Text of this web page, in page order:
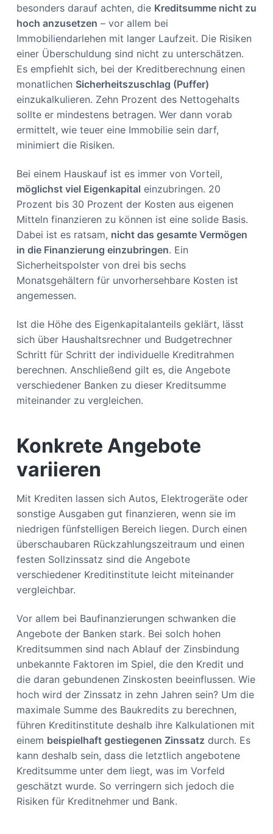
besonders darauf achten, die Kreditsumme nicht zu
hoch anzusetzen – vor allem bei
Immobiliendarlehen mit langer Laufzeit. Die Risiken
einer Überschuldung sind nicht zu unterschätzen.
Es empfiehlt sich, bei der Kreditberechnung einen
monatlichen Sicherheitszuschlag (Puffer)
einzukalkulieren. Zehn Prozent des Nettogehalts
sollte er mindestens betragen. Wer dann vorab
ermittelt, wie teuer eine Immobilie sein darf,
minimiert die Risiken.
Bei einem Hauskauf ist es immer von Vorteil,
möglichst viel Eigenkapital einzubringen. 20
Prozent bis 30 Prozent der Kosten aus eigenen
Mitteln finanzieren zu können ist eine solide Basis.
Dabei ist es ratsam, nicht das gesamte Vermögen
in die Finanzierung einzubringen. Ein
Sicherheitspolster von drei bis sechs
Monatsgehältern für unvorhersehbare Kosten ist
angemessen.
Ist die Höhe des Eigenkapitalanteils geklärt, lässt
sich über Haushaltsrechner und Budgetrechner
Schritt für Schritt der individuelle Kreditrahmen
berechnen. Anschließend gilt es, die Angebote
verschiedener Banken zu dieser Kreditsumme
miteinander zu vergleichen.
Konkrete Angebote
variieren
Mit Krediten lassen sich Autos, Elektrogeräte oder
sonstige Ausgaben gut finanzieren, wenn sie im
niedrigen fünfstelligen Bereich liegen. Durch einen
überschaubaren Rückzahlungszeitraum und einen
festen Sollzinssatz sind die Angebote
verschiedener Kreditinstitute leicht miteinander
vergleichbar.
Vor allem bei Baufinanzierungen schwanken die
Angebote der Banken stark. Bei solch hohen
Kreditsummen sind nach Ablauf der Zinsbindung
unbekannte Faktoren im Spiel, die den Kredit und
die daran gebundenen Zinskosten beeinflussen. Wie
hoch wird der Zinssatz in zehn Jahren sein? Um die
maximale Summe des Baukredits zu berechnen,
führen Kreditinstitute deshalb ihre Kalkulationen mit
einem beispielhaft gestiegenen Zinssatz durch. Es
kann deshalb sein, dass die letztlich angebotene
Kreditsumme unter dem liegt, was im Vorfeld
geschätzt wurde. So verringern sich jedoch die
Risiken für Kreditnehmer und Bank.